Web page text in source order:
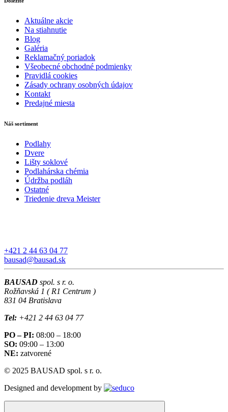
Aktuálne akcie
Na stiahnutie
Blog
Galéria
Reklamačný poriadok
Všeobecné obchodné podmienky
Pravidlá cookies
Zásady ochrany osobných údajov
Kontakt
Predajné miesta
Náš sortiment
Podlahy
Dvere
Lišty soklové
Podlahárska chémia
Údržba podláh
Ostatné
Triedenie dreva Meister
+421 2 44 63 04 77
bausad@bausad.sk
BAUSAD spol. s r. o.
Rožňavská 1 ( R1 Centrum )
831 04 Bratislava
Tel: +421 2 44 63 04 77
PO – PI: 08:00 – 18:00
SO: 09:00 – 13:00
NE: zatvorené
© 2025 BAUSAD spol. s r. o.
Designed and development by